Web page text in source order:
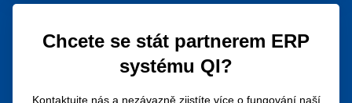
Chcete se stát partnerem ERP
systému QI?
Kontaktujte nás a nezávazně zjistíte více o fungování naší